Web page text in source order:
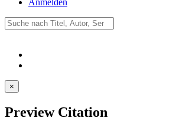
Anmelden
×
Preview Citation